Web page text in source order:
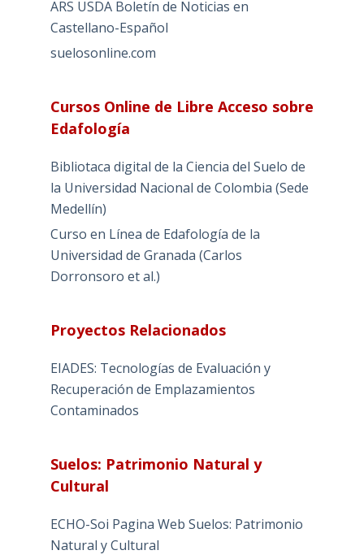
ARS USDA Boletín de Noticias en
Castellano-Español
suelosonline.com
Cursos Online de Libre Acceso sobre
Edafología
Bibliotaca digital de la Ciencia del Suelo de
la Universidad Nacional de Colombia (Sede
Medellín)
Curso en Línea de Edafología de la
Universidad de Granada (Carlos
Dorronsoro et al.)
Proyectos Relacionados
EIADES: Tecnologías de Evaluación y
Recuperación de Emplazamientos
Contaminados
Suelos: Patrimonio Natural y
Cultural
ECHO-Soi Pagina Web Suelos: Patrimonio
Natural y Cultural